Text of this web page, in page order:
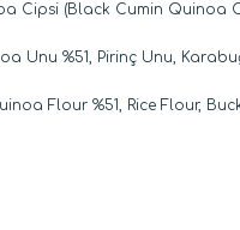
Cipsi (Black Cumin Quinoa
Unu %51, Pirinç Unu,
Flour %51, Rice Flour,